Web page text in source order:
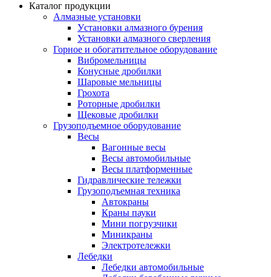
Каталог продукции
Алмазные установки
Уcтановки алмазного бурения
Установки алмазного сверления
Горное и обогатительное оборудование
Вибромельницы
Конусные дробилки
Шаровые мельницы
Грохота
Роторные дробилки
Щековые дробилки
Грузоподъемное оборудование
Весы
Вагонные весы
Весы автомобильные
Весы платформенные
Гидравлические тележки
Грузоподъемная техника
Автокраны
Краны пауки
Мини погрузчики
Миникраны
Электротележки
Лебедки
Лебедки автомобильные